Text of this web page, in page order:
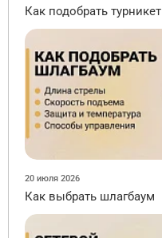
Как подобрать турникет
20 июля 2026
Как выбрать шлагбаум